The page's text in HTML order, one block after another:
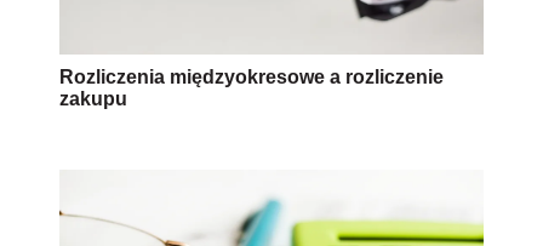
Rozliczenia międzyokresowe a rozliczenie
zakupu